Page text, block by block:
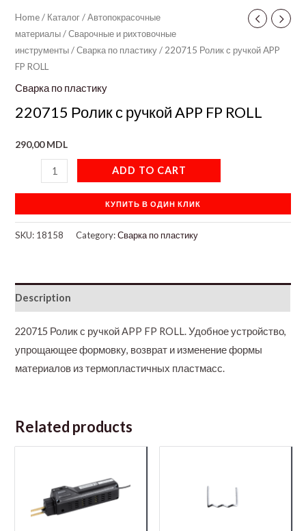
Home/ Каталог/Автопокрасочные
материалы/Сварочные и рихтовочные
инструменты/Сварка по пластику/ 220715 Ролик с ручкой APP
FP ROLL
Сварка по пластику
220715 Ролик с ручкой APP FP ROLL
290,00MDL
ADD TO CART
КУПИТЬ В ОДИН КЛИК
SKU: 18158 Category:Сварка по пластику
Description
220715 Ролик с ручкой APP FP ROLL. Удобное устройство,
упрощающее формовку, возврат и изменение формы
материалов из термопластичных пластмасс.
Related products